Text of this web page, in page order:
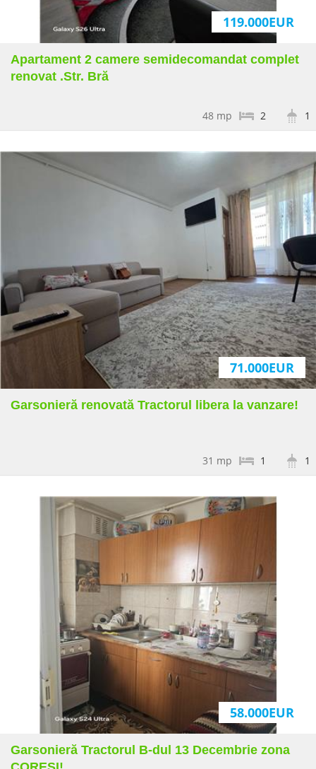
Garsonieră Tractorul , B-dul
13 Decembrie , zona
CORESI!
58.000EUR
88.500EUR
Sup: 28 mp 1
1
decomandată strada
Octavian Goga cartierul
Tracorul
58.900EUR
30 mp 1
1
Apartament 3 camere, 2
bai, 2 balcoane.Centrul
Civic!
Judetean
119.000EUR
Apartament 2 camere semidecomandat complet
renovat .Str. Bră
1
2
48 mp
71.000EUR
Garsonieră renovată Tractorul libera la vanzare!
1
1
31 mp
58.000EUR
Garsonieră Tractorul B-dul 13 Decembrie zona